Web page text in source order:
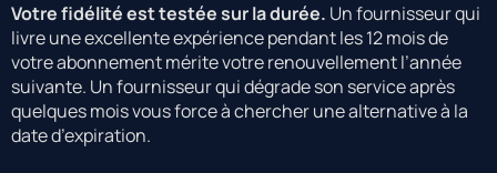
Votre fidélité est testée sur la durée. Un fournisseur qui
livre une excellente expérience pendant les 12 mois de
votre abonnement mérite votre renouvellement l’année
suivante. Un fournisseur qui dégrade son service après
quelques mois vous force à chercher une alternative à la
date d’expiration.